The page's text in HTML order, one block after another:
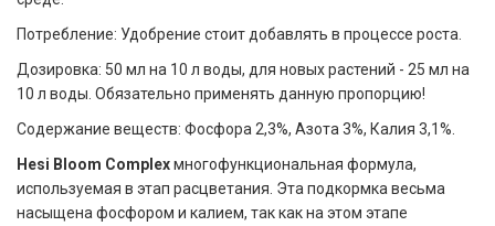
Потребление: Удобрение стоит добавлять в процессе роста.
Дозировка: 50 мл на 10 л воды, для новых растений - 25 мл на
10 л воды. Обязательно применять данную пропорцию!
Содержание веществ: Фосфора 2,3%, Азота 3%, Калия 3,1%.
Hesi Bloom Complexмногофункциональная формула,
используемая в этап расцветания. Эта подкормка весьма
насыщена фосфором и калием, так как на этом этапе